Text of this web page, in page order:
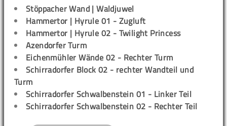
Stöppacher Wand | Waldjuwel
Hammertor | Hyrule 01 - Zugluft
Hammertor | Hyrule 02 - Twilight Princess
Azendorfer Turm
Eichenmühler Wände 02 - Rechter Turm
Schirradorfer Block 02 - rechter Wandteil und
Turm
Schirradorfer Schwalbenstein 01 - Linker Teil
Schirradorfer Schwalbenstein 02 - Rechter Teil